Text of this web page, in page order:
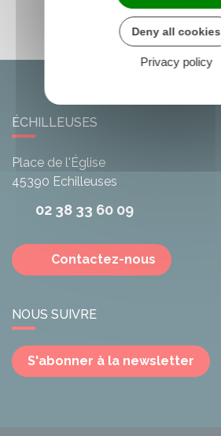
ÉCHILLEUSES
Place de l'Église
45390 Echilleuses
02 38 33 60 09
Contactez-nous
NOUS SUIVRE
S'abonner à la newsletter
Deny all cookies
Privacy policy